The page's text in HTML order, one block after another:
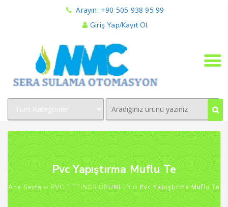
Arayın: +90 505 938 95 99
Giriş Yap/Kayıt Ol
Pvc Yapıştırma Muflu Te
Ana Sayfa ›› PVC FİTTİNGS ÜRÜNLER ›› Pvc Yapıştırma Muflu Te